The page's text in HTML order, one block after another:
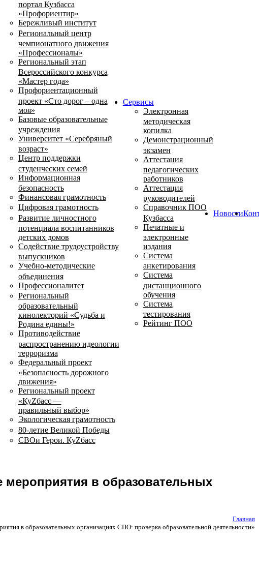
портал Кузбасса
«Профориентир»
Бережливый институт
Региональный центр
чемпионатного движения
«Профессионалы»
Региональный этап
Всероссийского конкурса
«Мастер года»
Профориентационный
проект «Сто дорог – одна
моя»
Базовые образовательные
учреждения
Университет «Серебряный
возраст»
Центр поддержки
студенческих семей
Информационная
безопасность
Финансовая грамотность
Цифровая грамотность
Развитие личностного
потенциала воспитанников
детских домов
Содействие трудоустройству
выпускников
Учебно-методические
объединения
Профессионалитет
Региональный
образовательный
кинолекторий «Судьба и
Родина едины!»
Противодействие
распространению идеологии
терроризма
Федеральный проект
«Безопасность дорожного
движения»
Региональный проект
«КуZбасс —
правильный выбор»
Экологическая грамотность
80-летие Великой Победы
СВОи Герои. КуZбасс
Сервисы
Электронная
методическая
копилка
Демонстрационный
экзамен
Аттестация
педагогических
работников
Аттестация
руководителей
Справочник ПОО
Кузбасса
Печатные и
электронные
издания
Система
анкетирования
Система
дистанционного
обучения
Система
тестирования
Рейтинг ПОО
Новости
в образовательных
Главная
в образовательных организациях СПО: проверка образовательной деятельности»